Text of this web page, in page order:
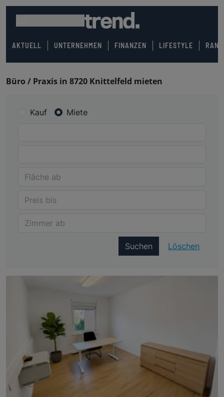
AKTUELL UNTERNEHMEN FINANZEN LIFESTYLE
Büro / Praxis in 8720 Knittelfeld mieten
Kauf Miete
Suchen Löschen